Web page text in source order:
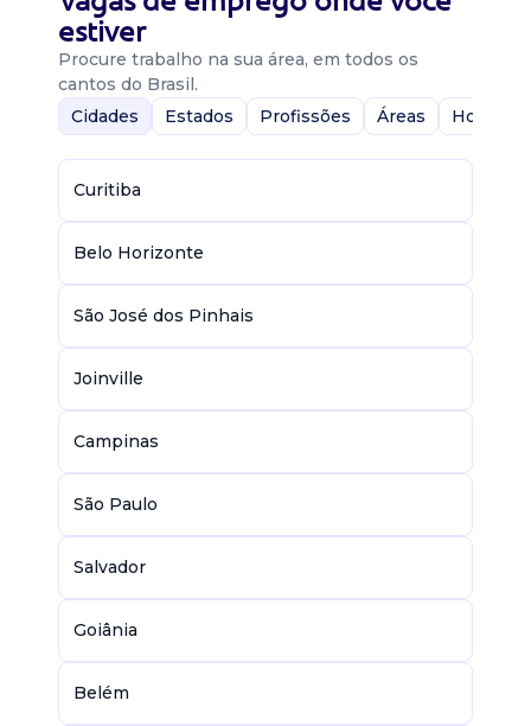
estiver
Procure trabalho na sua área, em todos os
cantos do Brasil.
Cidades
Estados Profissões Áreas Home-
Curitiba
Belo Horizonte
São José dos Pinhais
Joinville
Campinas
São Paulo
Salvador
Goiânia
Belém